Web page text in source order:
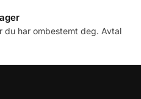
du har ombestemt deg. Avtal